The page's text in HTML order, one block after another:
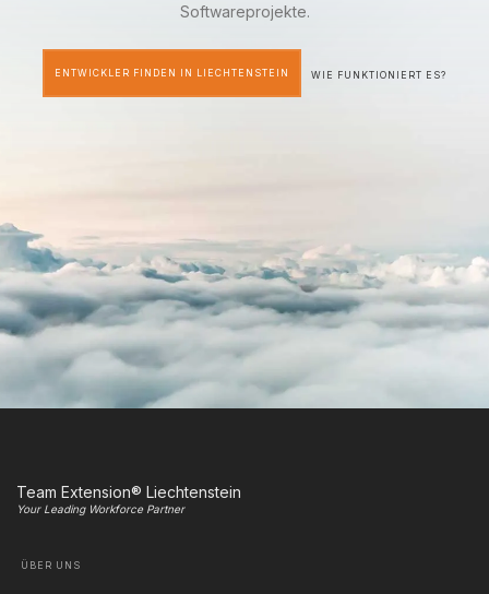
Softwareprojekte.
ENTWICKLER FINDEN IN LIECHTENSTEIN WIE FUNKTIONIERT ES?
Team Extension® Liechtenstein
Your Leading Workforce Partner
ÜBER UNS